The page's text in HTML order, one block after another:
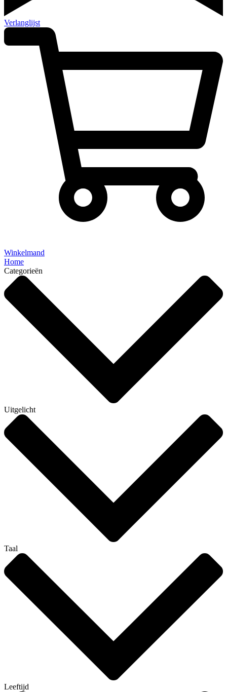
Verlanglijst
Winkelmand
Home
Categorieën
Uitgelicht
Taal
Leeftijd